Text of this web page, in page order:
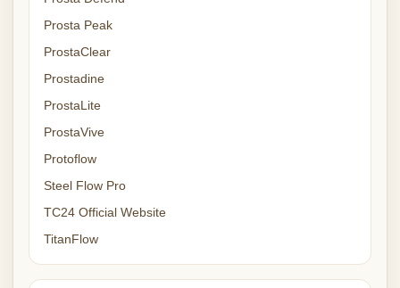
Prosta Peak
ProstaClear
Prostadine
ProstaLite
ProstaVive
Protoflow
Steel Flow Pro
TC24 Official Website
TitanFlow